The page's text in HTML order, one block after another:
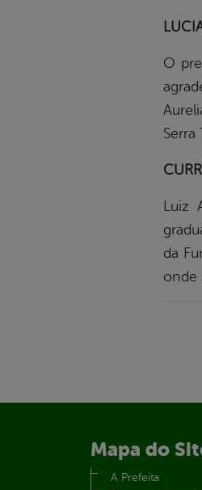
O
Serra
Luiz
da
onde
Mapa do
A Prefeita